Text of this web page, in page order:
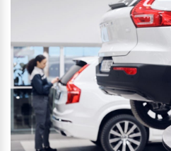
Mehr